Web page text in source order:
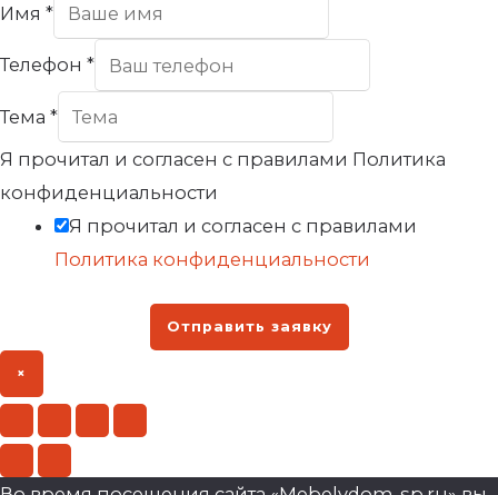
Имя *
Телефон *
Тема *
Я прочитал и согласен с правилами Политика
конфиденциальности
Я прочитал и согласен с правилами
Политика конфиденциальности
Отправить заявку
×